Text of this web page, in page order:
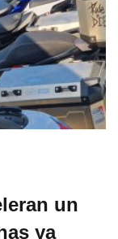
un
ya